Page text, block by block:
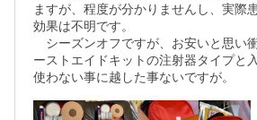
ますが、程度が分かりませんし、実際
効果は不明です。
シーズンオフですが、お安いと思い
ーストエイドキットの注射器タイプと
使わない事に越した事ないですが。